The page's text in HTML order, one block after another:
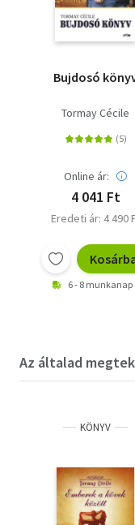
Bujdosó
Tormay Cécile
Online ár:
4 041 Ft
Eredeti ár: 4 490
6 - 8 munkanap
Az általad
KÖNYV